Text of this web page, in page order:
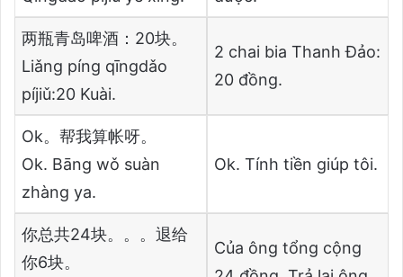
两瓶青岛啤酒：20块。
Liǎng píng qīngdǎo
píjiǔ:20 Kuài.
2 chai bia Thanh Đảo:
20 đồng.
Ok。帮我算帐呀。
Ok. Bāng wǒ suàn
zhàng ya.
Ok. Tính tiền giúp tôi.
你总共24块。。。退给
你6块。
Của ông tổng cộng